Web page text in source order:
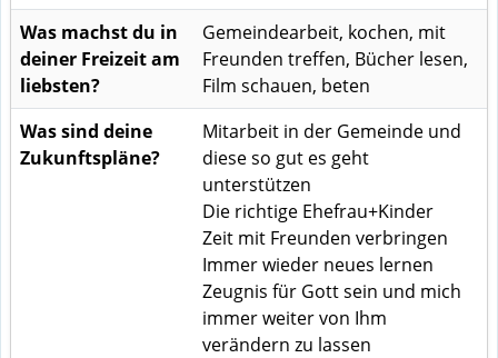
Was machst du in
deiner Freizeit am
liebsten?
Gemeindearbeit, kochen, mit
Freunden treffen, Bücher lesen,
Film schauen, beten
Was sind deine
Zukunftspläne?
Mitarbeit in der Gemeinde und
diese so gut es geht
unterstützen
Die richtige Ehefrau+Kinder
Zeit mit Freunden verbringen
Immer wieder neues lernen
Zeugnis für Gott sein und mich
immer weiter von Ihm
verändern zu lassen